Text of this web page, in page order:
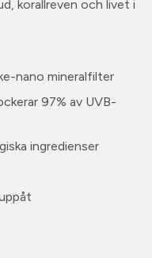
korallreven och livet i
nano mineralfilter
97% av UVB-
ingredienser